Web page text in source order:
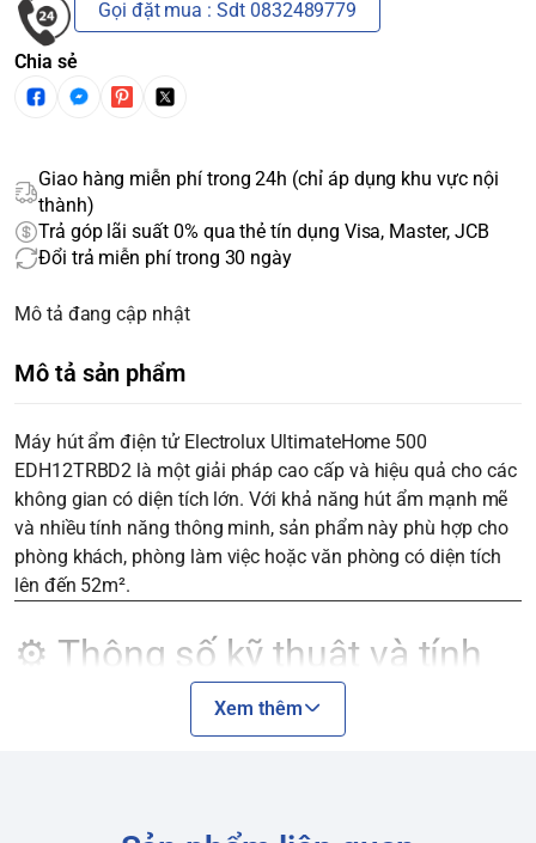
Gọi đặt mua : Sdt 0832489779
Chia sẻ
Giao hàng miễn phí trong 24h (chỉ áp dụng khu vực nội
thành)
Trả góp lãi suất 0% qua thẻ tín dụng Visa, Master, JCB
Đổi trả miễn phí trong 30 ngày
Mô tả đang cập nhật
Mô tả sản phẩm
Máy hút ẩm điện tử Electrolux UltimateHome 500
EDH12TRBD2 là một giải pháp cao cấp và hiệu quả cho các
không gian có diện tích lớn. Với khả năng hút ẩm mạnh mẽ
và nhiều tính năng thông minh, sản phẩm này phù hợp cho
phòng khách, phòng làm việc hoặc văn phòng có diện tích
lên đến 52m².
⚙️ Thông số kỹ thuật và tính
năng nổi bật
nhanh chóng và hiệu quả ngay cả trong những ngày nồm
Xem thêm